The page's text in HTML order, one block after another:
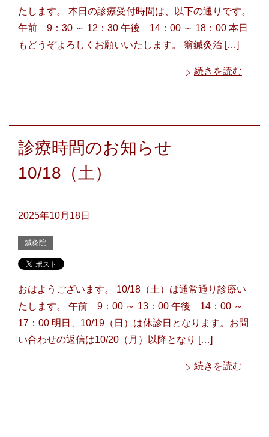
たします。 本日の診療受付時間は、以下の通りです。
午前 9：30 ～ 12：30 午後 14：00 ～ 18：00 本日
もどうぞよろしくお願いいたします。 翁鍼灸治 […]
続きを読む
診療時間のお知らせ
10/18（土）
2025年10月18日
鍼灸院
おはようございます。 10/18（土）は通常通り診療い
たします。 午前 9：00 ～ 13：00 午後 14：00 ～
17：00 明日、10/19（日）は休診日となります。お問
い合わせの返信は10/20（月）以降となり […]
続きを読む